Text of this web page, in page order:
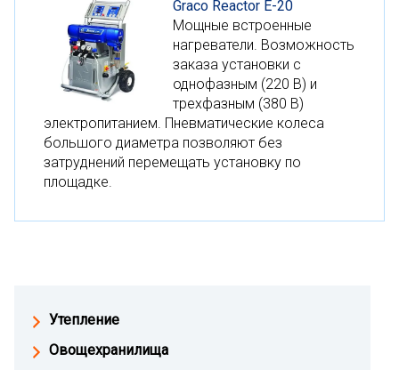
Утепление
Овощехранилища
Graco Reactor E-20
Мощные встроенные
нагреватели. Возможность
заказа установки с
однофазным (220 В) и
трехфазным (380 В)
электропитанием. Пневматические колеса
большого диаметра позволяют без
затруднений перемещать установку по
площадке.